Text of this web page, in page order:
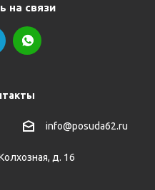
на связи
info@posuda62.ru
д. 16